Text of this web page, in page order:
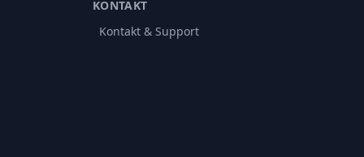
KONTAKT
Kontakt & Support